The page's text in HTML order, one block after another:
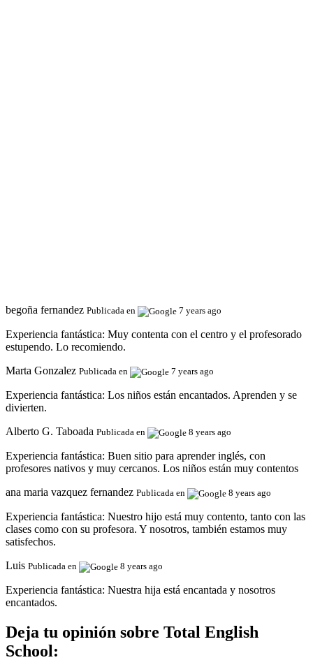
begoña fernandez Publicada en 7 years ago
Experiencia fantástica: Muy contenta con el centro y el profesorado
estupendo. Lo recomiendo.
Marta Gonzalez Publicada en 7 years ago
Experiencia fantástica: Los niños están encantados. Aprenden y se
divierten.
Alberto G. Taboada Publicada en 8 years ago
Experiencia fantástica: Buen sitio para aprender inglés, con
profesores nativos y muy cercanos. Los niños están muy contentos
ana maria vazquez fernandez Publicada en 8 years ago
Experiencia fantástica: Nuestro hijo está muy contento, tanto con las
clases como con su profesora. Y nosotros, también estamos muy
satisfechos.
Luis Publicada en 8 years ago
Experiencia fantástica: Nuestra hija está encantada y nosotros
encantados.
Deja tu opinión sobre Total English
School: